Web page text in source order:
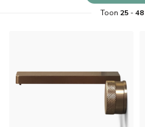
Toon 25-48